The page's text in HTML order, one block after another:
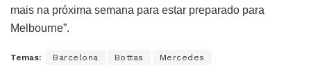
mais na próxima semana para estar preparado para
Melbourne”.
Temas: Barcelona Bottas Mercedes